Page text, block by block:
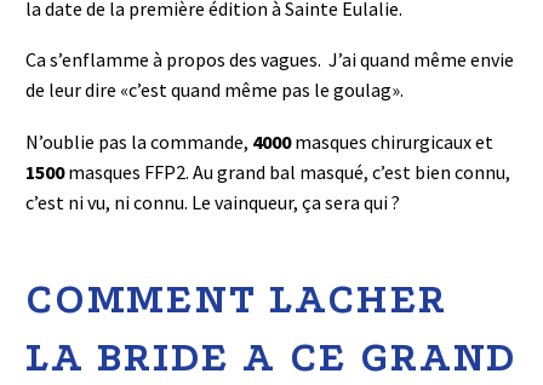
la date de la première édition à Sainte Eulalie.
Ca s’enflamme à propos des vagues. J’ai quand même envie
de leur dire «c’est quand même pas le goulag».
N’oublie pas la commande, 4000masques chirurgicaux et
1500masques FFP2. Au grand bal masqué, c’est bien connu,
c’est ni vu, ni connu. Le vainqueur, ça sera qui ?
COMMENT LACHER
LA BRIDE A CE GRAND